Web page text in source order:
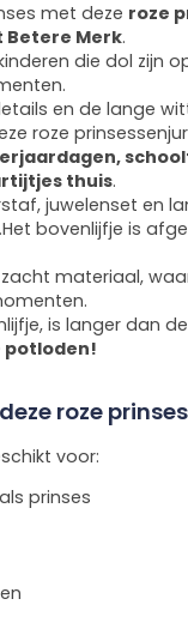
met deze roze
Betere Merk.
die dol zijn
en de lange
roze
thuis.
juwelenset en
bovenlijfje is
materiaal,
is langer dan
potloden!
roze
voor:
prinses